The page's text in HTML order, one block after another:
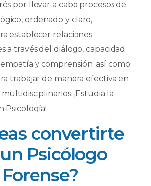
por llevar a cabo procesos de
ordenado y claro,
establecer relaciones
a través del diálogo, capacidad
y comprensión; así como
trabajar de manera efectiva en
¡Estudia la
Psicología!
convertirte
Psicólogo
Forense?